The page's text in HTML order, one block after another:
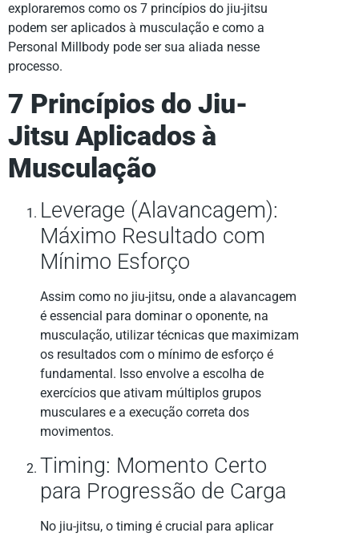
exploraremos como os 7 princípios do jiu-jitsu
podem ser aplicados à musculação e como a
Personal Millbody pode ser sua aliada nesse
processo.
7 Princípios do Jiu-
Jitsu Aplicados à
Musculação
Leverage (Alavancagem):
Máximo Resultado com
Mínimo Esforço
Assim como no jiu-jitsu, onde a alavancagem
é essencial para dominar o oponente, na
musculação, utilizar técnicas que maximizam
os resultados com o mínimo de esforço é
fundamental. Isso envolve a escolha de
exercícios que ativam múltiplos grupos
musculares e a execução correta dos
movimentos.
Timing: Momento Certo
para Progressão de Carga
No jiu-jitsu, o timing é crucial para aplicar